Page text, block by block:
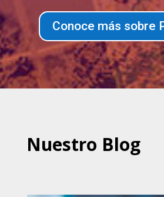
Conoce más sobre
Nuestro Blog